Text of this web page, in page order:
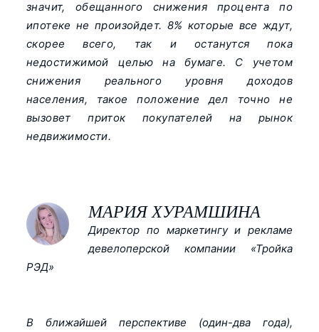
значит, обещанного снижения процента по
ипотеке не произойдет. 8% которые все ждут,
скорее всего, так и останутся пока
недостижимой целью на бумаге. С учетом
снижения реального уровня доходов
населения, такое положение дел точно не
вызовет приток покупателей на рынок
недвижимости.
МАРИЯ ХУРАМШИНА
Директор по маркетингу и рекламе
девелоперской компании «Тройка
РЭД»
В ближайшей перспективе (один-два года),